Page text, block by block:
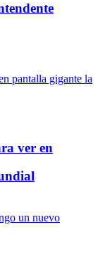
ver en